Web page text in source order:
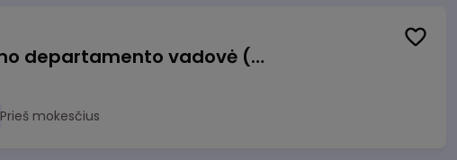
Veiklos atsparumo departamento vadovė (-as)
Prieš mokesčius